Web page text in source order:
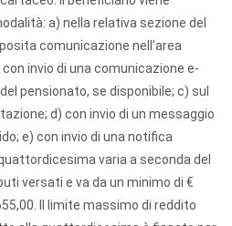
a) nella relativa sezione del
comunicazione nell’area
invio di una comunicazione e-
pensionato, se disponibile; c) sul
d) con invio di un messaggio
e) con invio di una notifica
quattordicesima varia a seconda del
versati e va da un minimo di €
Il limite massimo di reddito